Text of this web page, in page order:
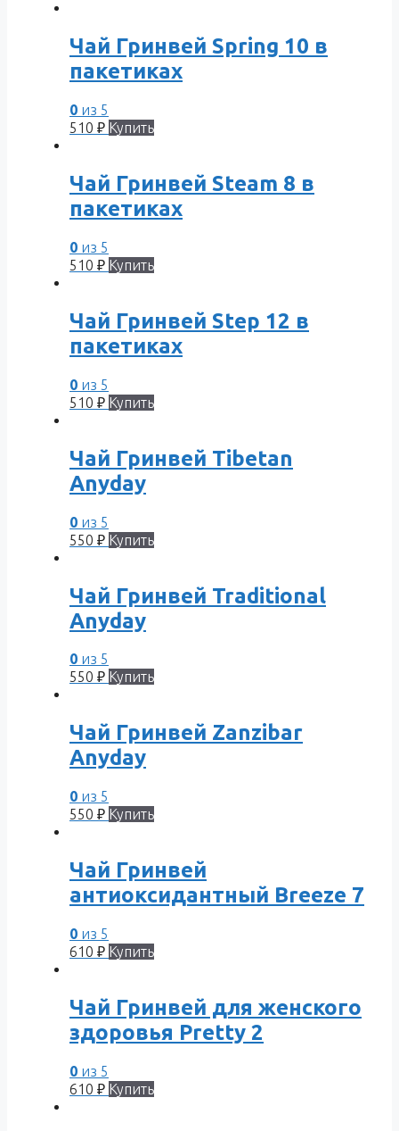
Чай Гринвей Spring 10 в
пакетиках
0 из 5
510 ₽ Купить
Чай Гринвей Steam 8 в
пакетиках
0 из 5
510 ₽ Купить
Чай Гринвей Step 12 в
пакетиках
0 из 5
510 ₽ Купить
Чай Гринвей Tibetan
Anyday
0 из 5
550 ₽ Купить
Чай Гринвей Traditional
Anyday
0 из 5
550 ₽ Купить
Чай Гринвей Zanzibar
Anyday
0 из 5
550 ₽ Купить
Чай Гринвей
антиоксидантный Breeze 7
0 из 5
610 ₽ Купить
Чай Гринвей для женского
здоровья Pretty 2
0 из 5
610 ₽ Купить